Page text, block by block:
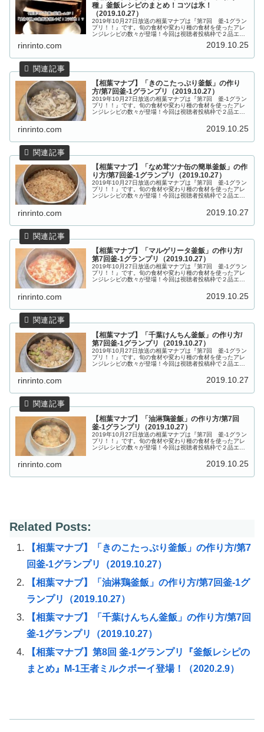
種」釜飯レシピのまとめ！コツは氷！
（2019.10.27）
2019年10月27日放送の相葉マナブは『第7回 釜-1グラン
プリ！！』です。旬の食材や変わり種の食材を使ったアレ
ンジレシピの数々が登場！今回は視聴者投稿枠で２品エン
rinrinto.com 2019.10.25
【相葉マナブ】「きのこたっぷり釜飯」の作り
方/第7回釜-1グランプリ（2019.10.27）
2019年10月27日放送の相葉マナブは『第7回 釜-1グラン
プリ！！』です。旬の食材や変わり種の食材を使ったアレ
ンジレシピの数々が登場！今回は視聴者投稿枠で２品エン
rinrinto.com 2019.10.25
【相葉マナブ】「なめ茸ツナ缶の簡単釜飯」の作
り方/第7回釜-1グランプリ（2019.10.27）
2019年10月27日放送の相葉マナブは『第7回 釜-1グラン
プリ！！』です。旬の食材や変わり種の食材を使ったアレ
ンジレシピの数々が登場！今回は視聴者投稿枠で２品エン
rinrinto.com 2019.10.27
【相葉マナブ】「マルゲリータ釜飯」の作り方/
第7回釜-1グランプリ（2019.10.27）
2019年10月27日放送の相葉マナブは『第7回 釜-1グラン
プリ！！』です。旬の食材や変わり種の食材を使ったアレ
ンジレシピの数々が登場！今回は視聴者投稿枠で２品エン
rinrinto.com 2019.10.25
【相葉マナブ】「千葉けんちん釜飯」の作り方/
第7回釜-1グランプリ（2019.10.27）
2019年10月27日放送の相葉マナブは『第7回 釜-1グラン
プリ！！』です。旬の食材や変わり種の食材を使ったアレ
ンジレシピの数々が登場！今回は視聴者投稿枠で２品エン
rinrinto.com 2019.10.27
【相葉マナブ】「油淋鶏釜飯」の作り方/第7回
釜-1グランプリ（2019.10.27）
2019年10月27日放送の相葉マナブは『第7回 釜-1グラン
プリ！！』です。旬の食材や変わり種の食材を使ったアレ
ンジレシピの数々が登場！今回は視聴者投稿枠で２品エン
rinrinto.com 2019.10.25
Related Posts:
【相葉マナブ】「きのこたっぷり釜飯」の作り方/第7
回釜-1グランプリ（2019.10.27）
【相葉マナブ】「油淋鶏釜飯」の作り方/第7回釜-1グ
ランプリ（2019.10.27）
【相葉マナブ】「千葉けんちん釜飯」の作り方/第7回
釜-1グランプリ（2019.10.27）
【相葉マナブ】第8回 釜-1グランプリ『釜飯レシピの
まとめ』M-1王者ミルクボーイ登場！（2020.2.9）